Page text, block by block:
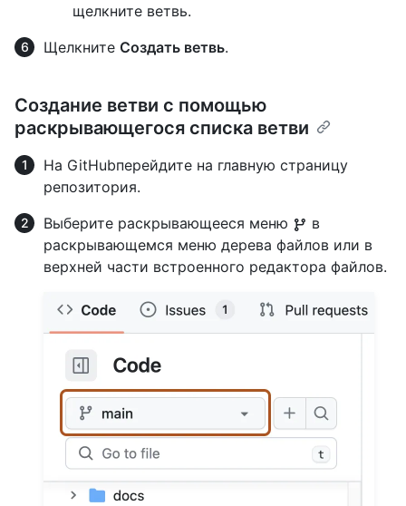
щелкните ветвь.
Щелкните Создать ветвь.
Создание ветви с помощью
раскрывающегося списка ветви
На GitHubперейдите на главную страницу
репозитория.
Выберите раскрывающееся меню
в
раскрывающемся меню дерева файлов или в
верхней части встроенного редактора файлов.